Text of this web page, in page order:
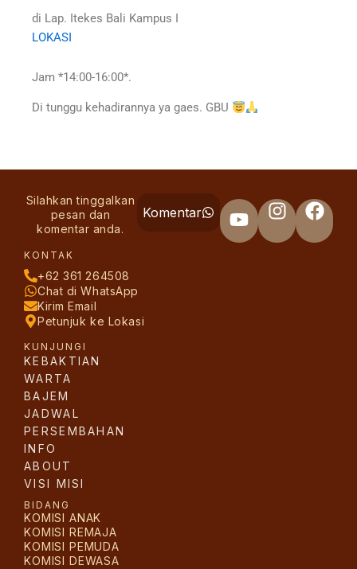
di Lap. Itekes Bali Kampus I
LOKASI
Jam *14:00-16:00*.
Di tunggu kehadirannya ya gaes. GBU
Komentar
Silahkan tinggalkan
pesan dan
komentar anda.
KONTAK
+62 361 264508
Chat di WhatsApp
Kirim Email
Petunjuk ke Lokasi
KUNJUNGI
KEBAKTIAN
WARTA
BAJEM
JADWAL
PERSEMBAHAN
INFO
ABOUT
VISI MISI
BIDANG
KOMISI ANAK
KOMISI REMAJA
KOMISI PEMUDA
KOMISI DEWASA